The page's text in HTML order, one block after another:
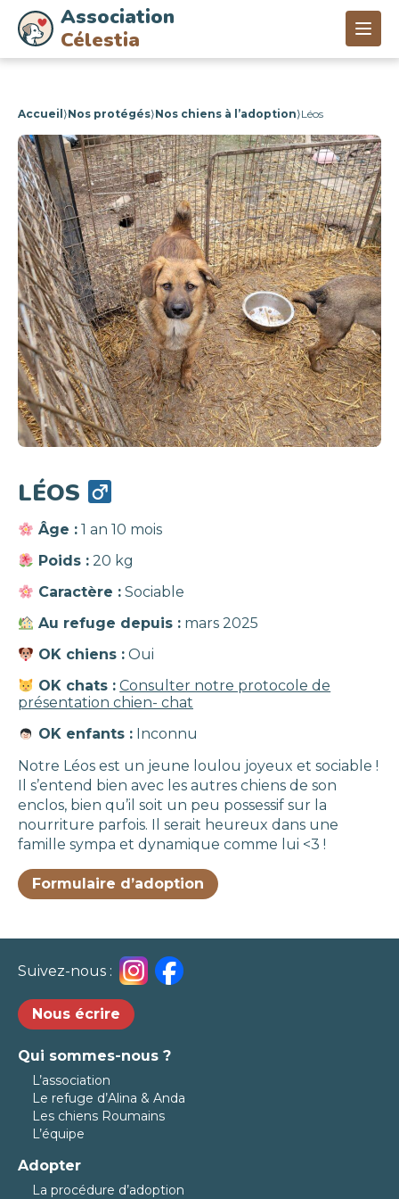
Association
Célestia
Accueil ⟩Nos protégés⟩Nos chiens à l’adoption⟩Léos
LÉOS
Âge : 1 an 10 mois
Poids : 20 kg
Caractère : Sociable
Au refuge depuis : mars 2025
OK chiens : Oui
OK chats : Consulter notre protocole de
présentation chien- chat
OK enfants : Inconnu
Notre Léos est un jeune loulou joyeux et sociable !
Il s’entend bien avec les autres chiens de son
enclos, bien qu’il soit un peu possessif sur la
nourriture parfois. Il serait heureux dans une
famille sympa et dynamique comme lui <3 !
Formulaire d’adoption
Suivez-nous :
Nous écrire
Qui sommes-nous ?
L’association
Le refuge d’Alina & Anda
Les chiens Roumains
L’équipe
Adopter
La procédure d’adoption